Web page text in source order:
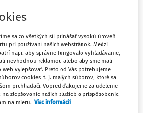
Máte predplatné?
dokument je len pre
VIP.
sa zo všetkých síl prinášať vysokú úroveň
pri používaní našich webstránok. Medzi
napr. aby správne fungovalo vyhľadávanie,
nevhodnou reklamou alebo aby sme mali
vylepšovať. Preto od Vás potrebujeme
cookies, t. j. malých súborov, ktoré sa
prehliadači. Vopred ďakujeme za udelenie
na zlepšovanie našich služieb a prispôsobenie
na mieru. Viac informácií